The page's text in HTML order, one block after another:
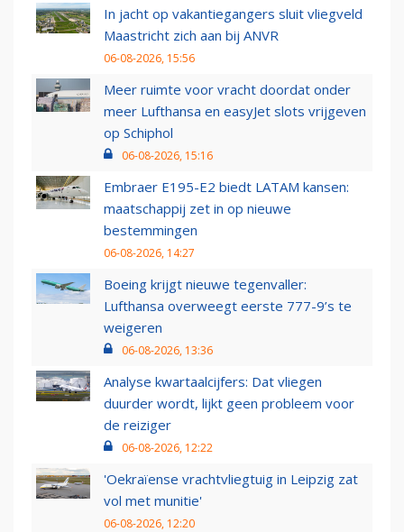
In jacht op vakantiegangers sluit vliegveld
Maastricht zich aan bij ANVR
06-08-2026, 15:56
Meer ruimte voor vracht doordat onder
meer Lufthansa en easyJet slots vrijgeven
op Schiphol
06-08-2026, 15:16
Embraer E195-E2 biedt LATAM kansen:
maatschappij zet in op nieuwe
bestemmingen
06-08-2026, 14:27
Boeing krijgt nieuwe tegenvaller:
Lufthansa overweegt eerste 777-9’s te
weigeren
06-08-2026, 13:36
Analyse kwartaalcijfers: Dat vliegen
duurder wordt, lijkt geen probleem voor
de reiziger
06-08-2026, 12:22
'Oekraïense vrachtvliegtuig in Leipzig zat
vol met munitie'
06-08-2026, 12:20